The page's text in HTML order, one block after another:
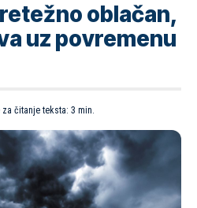
oblačan,
uz povremenu
za čitanje teksta: 3 min.